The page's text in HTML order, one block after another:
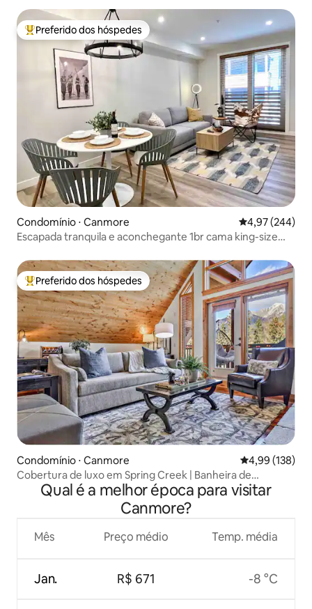
Entre os melhores preferidos dos hóspedes
Preferido dos hóspedes
Condomínio ⋅ Canmore 4,97 de uma
4,97 (244)
Escapada tranquila e aconchegante 1br cama king-size
Entre os melhores preferidos dos hóspedes
Preferido dos hóspedes
Condomínio ⋅ Canmore 4,99 de uma
4,99 (138)
Cobertura de luxo em Spring Creek | Banheira de
hidromassagem | Vistas
Qual é a melhor época para visitar
Canmore?
Mês
Jan.
Preço médio
R$ 671
Temp. média
-8 °C